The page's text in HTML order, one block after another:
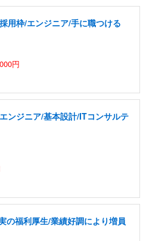
用枠/エンジニア/手に職つける
円
ンジニア/基本設計/ITコンサルテ
の福利厚生/業績好調により増員